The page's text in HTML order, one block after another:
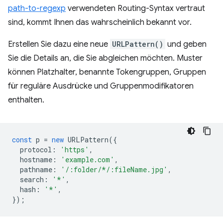
path-to-regexp verwendeten Routing-Syntax vertraut
sind, kommt Ihnen das wahrscheinlich bekannt vor.
Erstellen Sie dazu eine neue URLPattern() und geben
Sie die Details an, die Sie abgleichen möchten. Muster
können Platzhalter, benannte Tokengruppen, Gruppen
für reguläre Ausdrücke und Gruppenmodifikatoren
enthalten.
const p = new URLPattern({
protocol : 'https' ,
hostname : 'example.com' ,
pathname : '/:folder/*/:fileName.jpg' ,
search : '*' ,
hash : '*' ,
});